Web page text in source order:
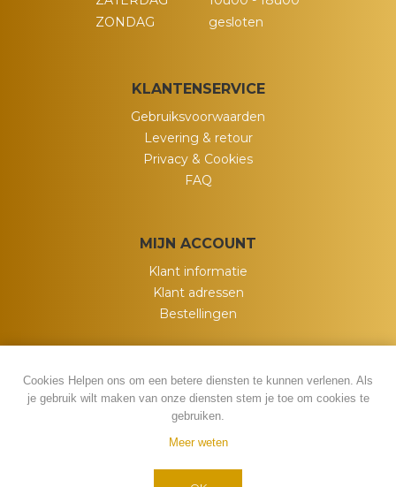
ZONDAG
gesloten
KLANTENSERVICE
Gebruiksvoorwaarden
Levering & retour
Privacy & Cookies
FAQ
MIJN ACCOUNT
Klant informatie
Klant adressen
Bestellingen
Copyright ; 2026 My Wish. Alle rechten
Cookies Helpen ons om een betere diensten te kunnen verlenen. Als
je gebruik wilt maken van onze diensten stem je toe om cookies te
gebruiken.
Meer weten